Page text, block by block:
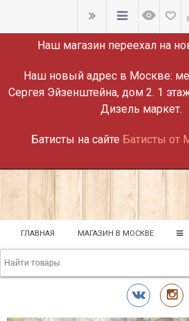
ВНИМАНИЕ!
Наш магазин переехал на
Наш новый адрес в Москве:
Сергея Эйзенштейна, дом 2. 1
Дизель маркет.
Батисты на сайте Батисты от
ГЛАВНАЯ МАГАЗИН В МОСКВЕ